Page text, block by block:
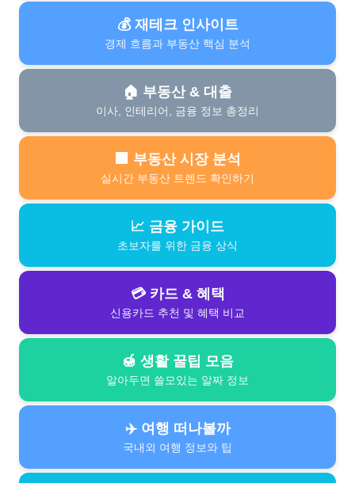
💰 재테크 인사이트
경제 흐름과 부동산 핵심 분석
🏠 부동산 & 대출
이사, 인테리어, 금융 정보 총정리
🏢 부동산 시장 분석
실시간 부동산 트렌드 확인하기
📈 금융 가이드
초보자를 위한 금융 상식
💳 카드 & 혜택
신용카드 추천 및 혜택 비교
🍯 생활 꿀팁 모음
알아두면 쓸모있는 알짜 정보
✈️ 여행 떠나볼까
국내외 여행 정보와 팁